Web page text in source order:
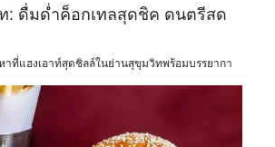
: ดื่มด่ำค็อกเทลสุดชิค ดนตรีสด
าที่แฮงเอาท์สุดชิลล์ในย่านสุขุมวิทพร้อมบรรยากา